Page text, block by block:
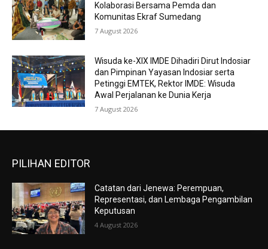
Kolaborasi Bersama Pemda dan
Komunitas Ekraf Sumedang
7 August 2026
Wisuda ke-XIX IMDE Dihadiri Dirut Indosiar
dan Pimpinan Yayasan Indosiar serta
Petinggi EMTEK, Rektor IMDE: Wisuda
Awal Perjalanan ke Dunia Kerja
7 August 2026
PILIHAN EDITOR
Catatan dari Jenewa: Perempuan,
Representasi, dan Lembaga Pengambilan
Keputusan
4 August 2026